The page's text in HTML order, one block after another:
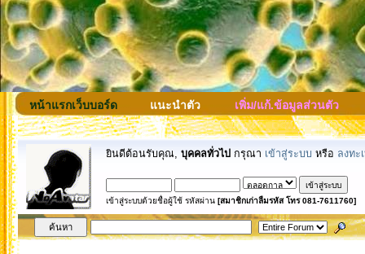
หน้าแรกเว็บบอร์ด แนะนำตัว เพิ่ม/แก้.ข้อมูลส่วนตัว
ยินดีต้อนรับคุณ, บุคคลทั่วไป กรุณา เข้าสู่ระบบ หรือ ลงทะ
เข้าสู่ระบบด้วยชื่อผู้ใช้ รหัสผ่าน [สมาชิกเก่าลืมรหัส โทร 081-7611760]